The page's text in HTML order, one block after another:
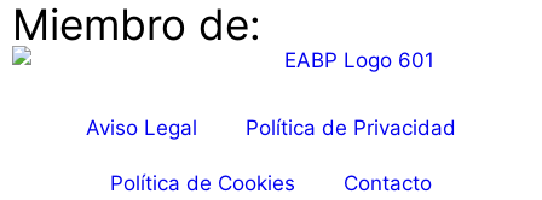
Miembro de:
Aviso Legal Política de Privacidad
Política de Cookies Contacto